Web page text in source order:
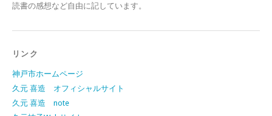
読書の感想など自由に記しています。
リンク
神戸市ホームページ
久元 喜造 オフィシャルサイト
久元 喜造 note